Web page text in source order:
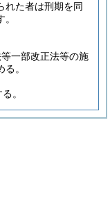
れた者は刑期を同
一部改正法等の施
。
。